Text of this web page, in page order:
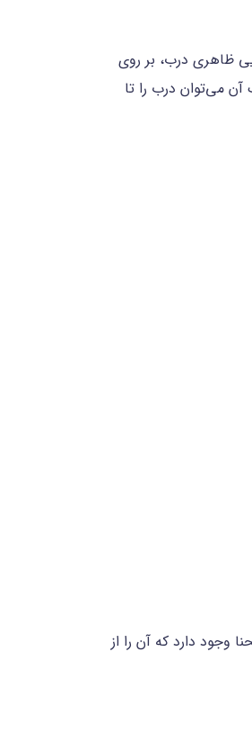
ظاهری درب، بر روی
مخفی استفاده شده و به کمک آن می‌توان درب را تا
دارد که آن را از